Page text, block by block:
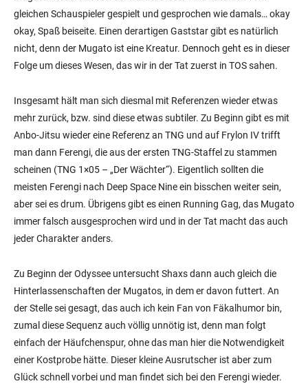
gleichen Schauspieler gespielt und gesprochen wie damals… okay
okay, Spaß beiseite. Einen derartigen Gaststar gibt es natürlich
nicht, denn der Mugato ist eine Kreatur. Dennoch geht es in dieser
Folge um dieses Wesen, das wir in der Tat zuerst in TOS sahen.
Insgesamt hält man sich diesmal mit Referenzen wieder etwas
mehr zurück, bzw. sind diese etwas subtiler. Zu Beginn gibt es mit
Anbo-Jitsu wieder eine Referenz an TNG und auf Frylon IV trifft
man dann Ferengi, die aus der ersten TNG-Staffel zu stammen
scheinen (TNG 1×05 – „Der Wächter“). Eigentlich sollten die
meisten Ferengi nach Deep Space Nine ein bisschen weiter sein,
aber sei es drum. Übrigens gibt es einen Running Gag, das Mugato
immer falsch ausgesprochen wird und in der Tat macht das auch
jeder Charakter anders.
Zu Beginn der Odyssee untersucht Shaxs dann auch gleich die
Hinterlassenschaften der Mugatos, in dem er davon futtert. An
der Stelle sei gesagt, das auch ich kein Fan von Fäkalhumor bin,
zumal diese Sequenz auch völlig unnötig ist, denn man folgt
einfach der Häufchenspur, ohne das man hier die Notwendigkeit
einer Kostprobe hätte. Dieser kleine Ausrutscher ist aber zum
Glück schnell vorbei und man findet sich bei den Ferengi wieder.